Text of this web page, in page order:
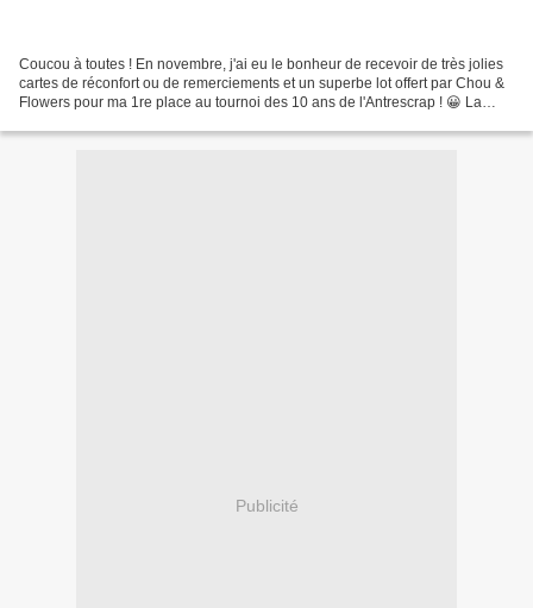
Coucou à toutes ! En novembre, j'ai eu le bonheur de recevoir de très jolies
cartes de réconfort ou de remerciements et un superbe lot offert par Chou &
Flowers pour ma 1re place au tournoi des 10 ans de l'Antrescrap ! 😀 La
Publicité